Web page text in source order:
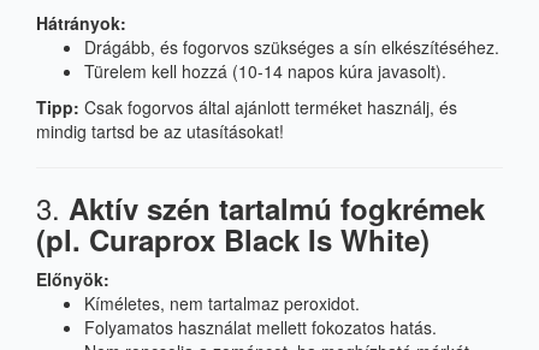
Hátrányok:
Drágább, és fogorvos szükséges a sín elkészítéséhez.
Türelem kell hozzá (10-14 napos kúra javasolt).
Tipp: Csak fogorvos által ajánlott terméket használj, és
mindig tartsd be az utasításokat!
3. Aktív szén tartalmú fogkrémek
(pl. Curaprox Black Is White)
Előnyök:
Kíméletes, nem tartalmaz peroxidot.
Folyamatos használat mellett fokozatos hatás.